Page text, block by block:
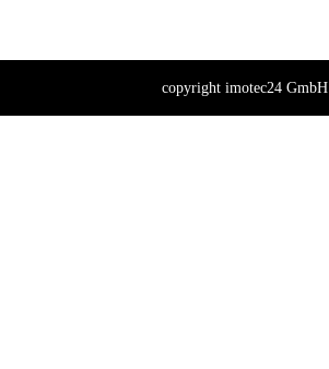
copyright imotec24 GmbH